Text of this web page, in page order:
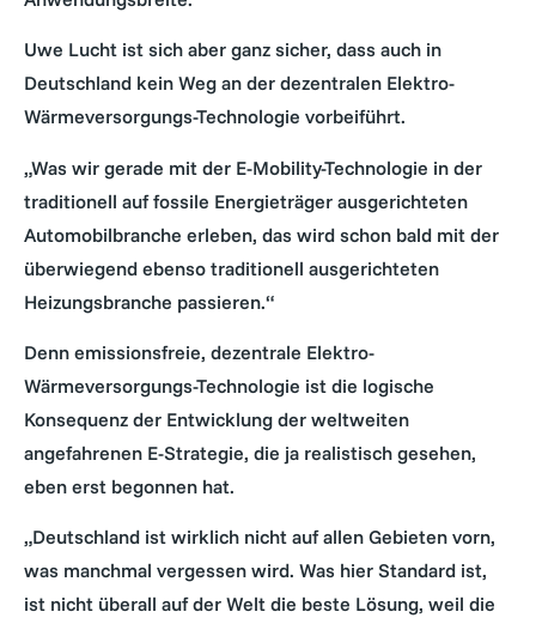
Uwe Lucht ist sich aber ganz sicher, dass auch in
Deutschland kein Weg an der dezentralen Elektro-
Wärmeversorgungs-Technologie vorbeiführt.
„Was wir gerade mit der E-Mobility-Technologie in der
traditionell auf fossile Energieträger ausgerichteten
Automobilbranche erleben, das wird schon bald mit der
überwiegend ebenso traditionell ausgerichteten
Heizungsbranche passieren.“
Denn emissionsfreie, dezentrale Elektro-
Wärmeversorgungs-Technologie ist die logische
Konsequenz der Entwicklung der weltweiten
angefahrenen E-Strategie, die ja realistisch gesehen,
eben erst begonnen hat.
„Deutschland ist wirklich nicht auf allen Gebieten vorn,
was manchmal vergessen wird. Was hier Standard ist,
ist nicht überall auf der Welt die beste Lösung, weil die